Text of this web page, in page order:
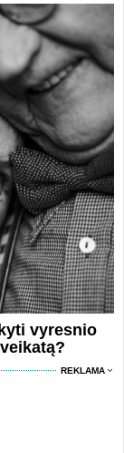
vyresnio
REKLAMA